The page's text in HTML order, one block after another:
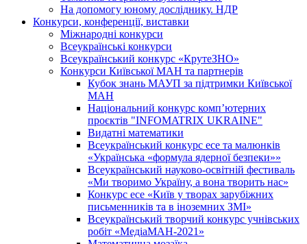
На допомогу юному досліднику. НДР
Конкурси, конференції, виставки
Міжнародні конкурси
Всеукраїнські конкурси
Всеукраїнський конкурс «КрутеЗНО»
Конкурси Київської МАН та партнерів
Кубок знань МАУП за підтримки Київської
МАН
Національний конкурс комп’ютерних
проєктів "INFOMATRIX UKRAINE"
Видатні математики
Всеукраїнський конкурс есе та малюнків
«Українська «формула ядерної безпеки»»
Всеукраїнський науково-освітній фестиваль
«Ми творимо Україну, а вона творить нас»
Конкурс есе «Київ у творах зарубіжних
письменників та в іноземних ЗМІ»
Всеукраїнський творчий конкурс учнівських
робіт «МедіаМАН-2021»